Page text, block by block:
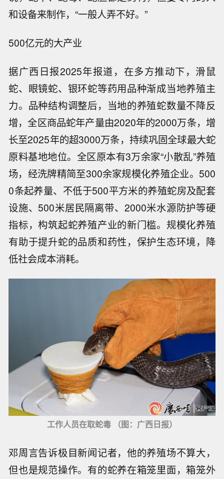
和设备来制作，“一般人弄不好。”
500亿元的大产业
据广西日报2025年报道，在多方推动下，滑鼠
蛇、眼镜蛇、银环蛇等药用品种渐成当地养殖主
力。品种结构调整后，当地的养殖蛇数量不降反
增，全区商品蛇年产量由2020年的2000万条，增
长至2025年的超3000万条，持续巩固全球最大蛇
原料基地地位。全区原本有3万余家“小散乱”养殖
场，经洗牌精简至300余家规模化养殖企业。500
0条起养量、不低于500平方米的养殖蛇房及配套
设施、500米居民隔离带、2000米水源防护等硬
指标，构筑起蛇养殖产业的新门槛。规模化养殖
有助于提升蛇的品质和药性，保护生态环境，降
低社会成本消耗。
工作人员在取蛇毒 （图：广西日报）
邓周言告诉极目新闻记者，他的养殖场不算大，
但也是规范操作。有的蛇养在箱笼里面，箱笼外